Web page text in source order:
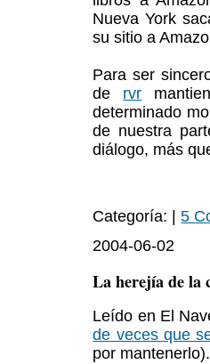
Nueva York
su sitio a
Para ser
de rvr
determinado
de nuestra
diálogo, más
Categoría: |5
2004-06-02
La herejía de la
Leído en El
de veces que
por mantenerlo).